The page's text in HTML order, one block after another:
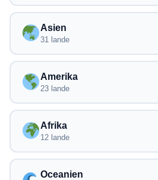
Asien
31 lande
Amerika
23 lande
Afrika
12 lande
Oceanien